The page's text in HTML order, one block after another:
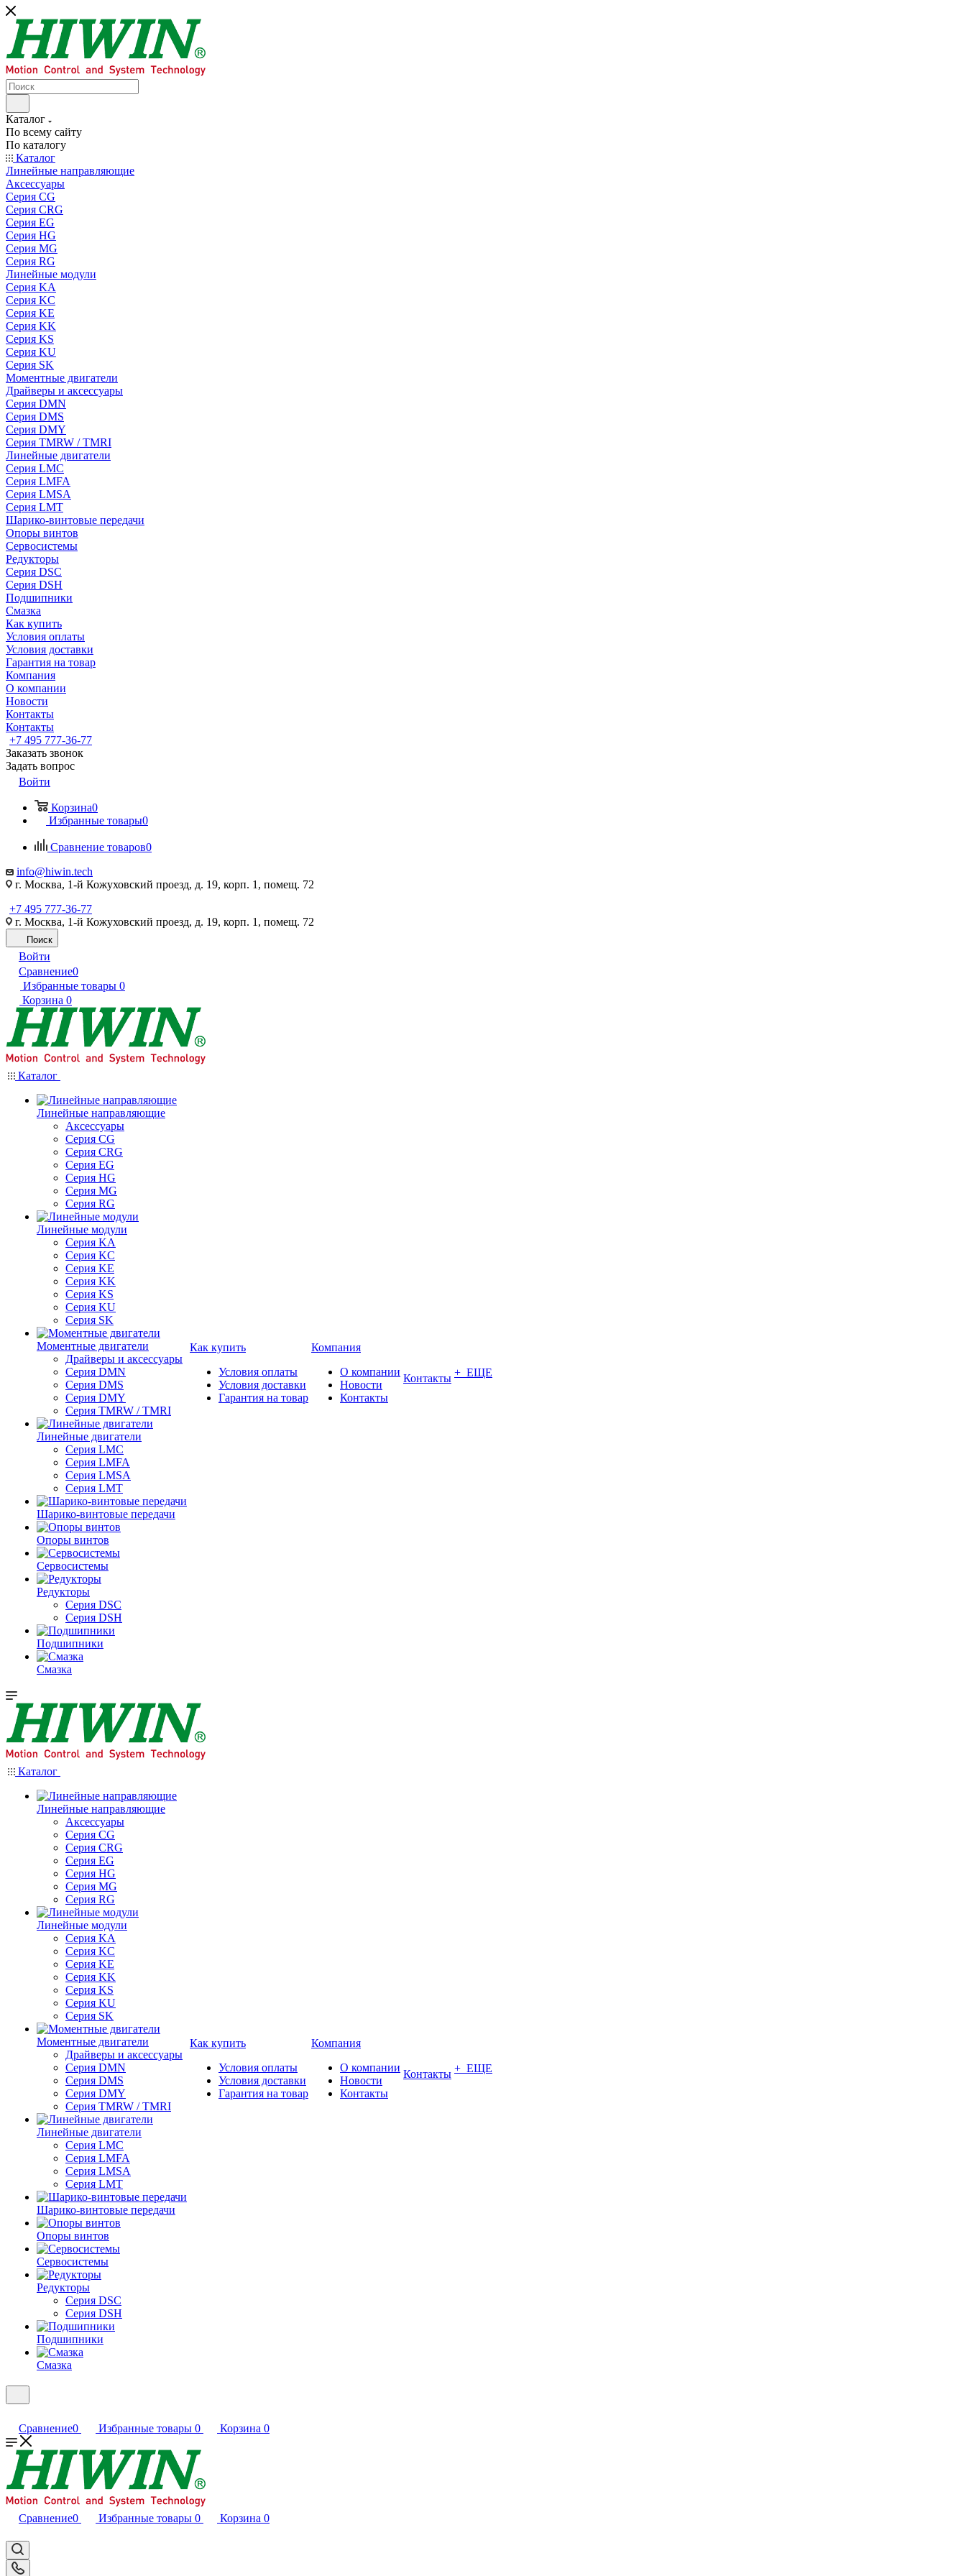
Каталог
По всему сайту
По каталогу
Каталог
Линейные направляющие
Аксессуары
Серия CG
Серия CRG
Серия EG
Серия HG
Серия MG
Серия RG
Линейные модули
Серия KA
Серия KC
Серия KE
Серия KK
Серия KS
Серия KU
Серия SK
Моментные двигатели
Драйверы и аксессуары
Серия DMN
Серия DMS
Серия DMY
Серия TMRW / TMRI
Линейные двигатели
Серия LMC
Серия LMFA
Серия LMSA
Серия LMT
Шарико-винтовые передачи
Опоры винтов
Сервосистемы
Редукторы
Серия DSC
Серия DSH
Подшипники
Смазка
Как купить
Условия оплаты
Условия доставки
Гарантия на товар
Компания
О компании
Новости
Контакты
Контакты
+7 495 777-36-77
Заказать звонок
Задать вопрос
Войти
Корзина0
Избранные товары0
Сравнение товаров0
info@hiwin.tech
г. Москва, 1-й Кожуховский проезд, д. 19, корп. 1, помещ. 72
+7 495 777-36-77
г. Москва, 1-й Кожуховский проезд, д. 19, корп. 1, помещ. 72
Поиск
Войти
Сравнение0
Избранные товары 0
Корзина 0
Каталог
Линейные направляющие
Аксессуары
Серия CG
Серия CRG
Серия EG
Серия HG
Серия MG
Серия RG
Линейные модули
Серия KA
Серия KC
Серия KE
Серия KK
Серия KS
Серия KU
Серия SK
Моментные двигатели
Драйверы и аксессуары
Серия DMN
Серия DMS
Серия DMY
Серия TMRW / TMRI
Линейные двигатели
Серия LMC
Серия LMFA
Серия LMSA
Серия LMT
Шарико-винтовые передачи
Опоры винтов
Сервосистемы
Редукторы
Серия DSC
Серия DSH
Подшипники
Смазка
Как купить
Условия оплаты
Условия доставки
Гарантия на товар
Компания
О компании
Новости
Контакты
Контакты + ЕЩЕ
Каталог
Линейные направляющие
Аксессуары
Серия CG
Серия CRG
Серия EG
Серия HG
Серия MG
Серия RG
Линейные модули
Серия KA
Серия KC
Серия KE
Серия KK
Серия KS
Серия KU
Серия SK
Моментные двигатели
Драйверы и аксессуары
Серия DMN
Серия DMS
Серия DMY
Серия TMRW / TMRI
Линейные двигатели
Серия LMC
Серия LMFA
Серия LMSA
Серия LMT
Шарико-винтовые передачи
Опоры винтов
Сервосистемы
Редукторы
Серия DSC
Серия DSH
Подшипники
Смазка
Как купить
Условия оплаты
Условия доставки
Гарантия на товар
Компания
О компании
Новости
Контакты
Контакты + ЕЩЕ
Сравнение0 Избранные товары 0 Корзина 0
Сравнение0 Избранные товары 0 Корзина 0